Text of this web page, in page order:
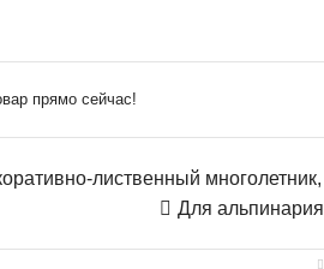
прямо сейчас!
лиственный многолетник,
Для альпинария